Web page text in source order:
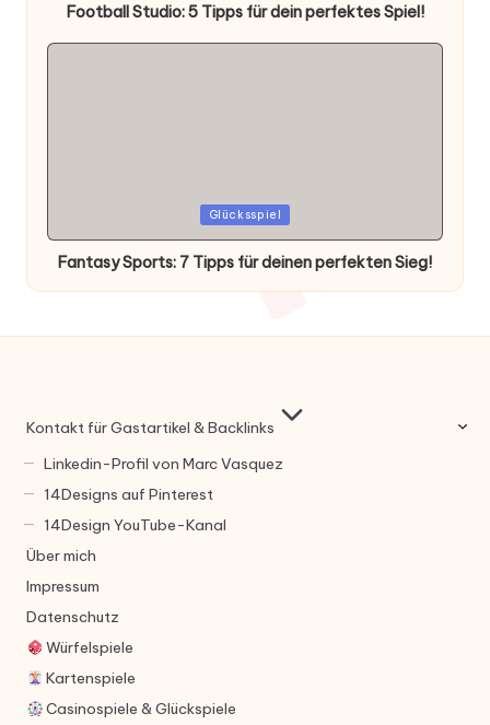
Football Studio: 5 Tipps für dein perfektes Spiel!
in
Glücksspiel
Fantasy Sports: 7 Tipps für deinen perfekten Sieg!
Kontakt für Gastartikel & Backlinks
Linkedin-Profil von Marc Vasquez
14Designs auf Pinterest
14Design YouTube-Kanal
Über mich
Impressum
Datenschutz
Würfelspiele
Kartenspiele
Casinospiele & Glückspiele